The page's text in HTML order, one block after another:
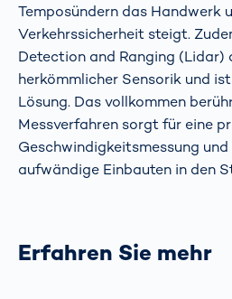
Temposündern das Handwerk
Verkehrssicherheit steigt.
Detection and Ranging (Lidar)
herkömmlicher Sensorik und
Lösung. Das vollkommen
Messverfahren sorgt für eine
Geschwindigkeitsmessung
aufwändige Einbauten in den
Erfahren Sie mehr